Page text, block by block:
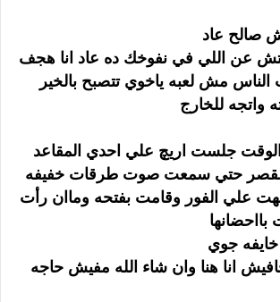
صالح عاد
عن اللي في نفوخك ده عاد انا هجف
مش لعبه ياخوي تتصبح بالخير
واتجه للخارج
جلست اريچ علي احدي المقاعد
القصر حتي سمعت صوت طرقات خفيفه
علي الفور وقامت بفتحه وماان رأت
جوي
انا هنا وان شاء الله مفيش حاجه